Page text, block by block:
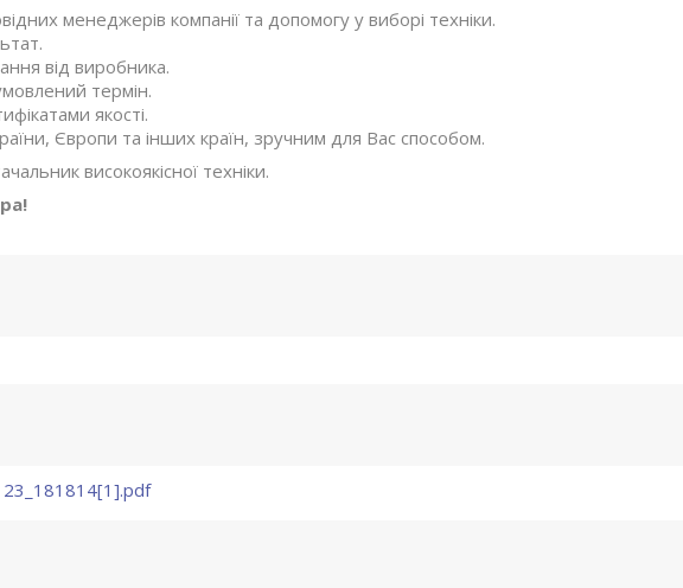
менеджерів компанії та допомогу у виборі техніки.
від виробника.
термін.
якості.
Європи та інших країн, зручним для Вас способом.
високоякісної техніки.